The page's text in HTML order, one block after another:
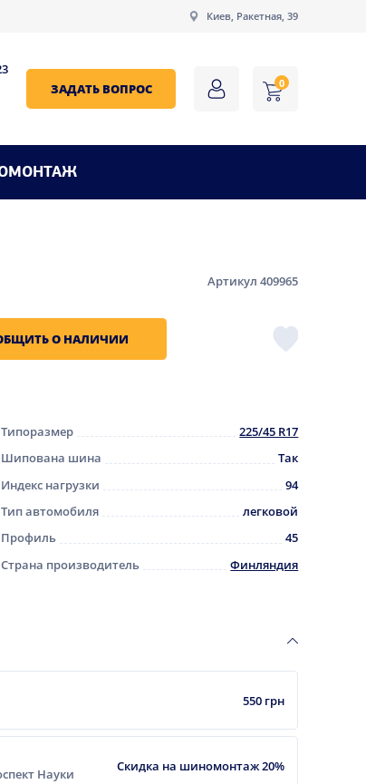
Киев, Ракетная, 39
ЗАДАТЬ ВОПРОС 0
Артикул 409965
О НАЛИЧИИ
Типоразмер
225/45 R17
Шипована шина
Так
Индекс нагрузки
94
Тип автомобиля
легковой
Профиль
45
Страна производитель
Финляндия
550 грн
Науки
Скидка на шиномонтаж 20%